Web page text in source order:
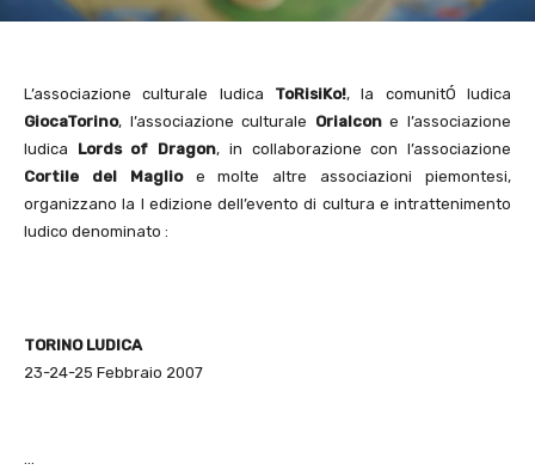
L’associazione culturale ludica ToRisiKo!, la comunitÓ ludica
GiocaTorino, l’associazione culturale Orialcone l’associazione
ludica Lords of Dragon, in collaborazione con l’associazione
Cortile
del Maglioe molte altre associazioni piemontesi,
organizzano la I edizione dell’evento di cultura e intrattenimento
ludico denominato :
TORINO LUDICA
23-24-25 Febbraio 2007
…